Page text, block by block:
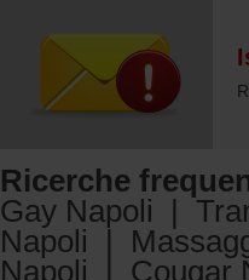
Ricerche
Gay Napoli
Napoli
Napoli
Cougar